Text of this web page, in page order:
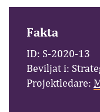
Fakta
ID: S-2020-13
Beviljat i:
Projektledare: